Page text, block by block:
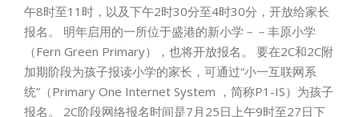
午8时至11时，以及下午2时30分至4时30分，开放给家长
报名。 明年启用的一所位于盛港的新小学－－丰原小学
（Fern Green Primary），也将开放报名。 要在2C和2C附
加期阶段为孩子报读小学的家长，可通过“小一互联网系
统”（Primary One Internet System ，简称P1-IS）为孩子
报名。 2C阶段网络报名时间是7月25日上午9时至27日下